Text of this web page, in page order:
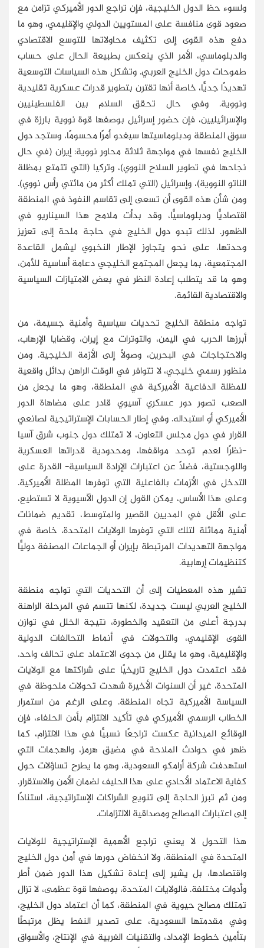
ولسوء حظ الدول الخليجية، فإن تراجع الدور الأميركي تزامن مع
صعود قوى منافسة على المستويين الدولي والإقليمي، وهو ما
دفع هذه القوى إلى تكثيف محاولاتها للتوسع الاقتصادي
والدبلوماسي، الأمر الذي ينعكس بطبيعة الحال على حساب
طموحات دول الخليج العربي. وتشكل هذه السياسات التوسعية
تهديدًا جديًّا، خاصة أنها تقترن بتطوير قدرات عسكرية تقليدية
ونووية. وفي حال تحقق السلام بين الفلسطينيين
والإسرائيليين، فإن حضور إسرائيل بوصفها قوة نووية بارزة في
سوق المنطقة ودبلوماسيتها سيغدو أمرًا محسومًا، وستجد دول
الخليج نفسها في مواجهة ثلاثة محاور نووية: إيران (في حال
نجاحها في تطوير السلاح النووي)، وتركيا (التي تتمتع بمظلة
الناتو النووية)، وإسرائيل (التي تملك أكثر من مائتي رأس نووي).
ومن شأن هذه القوى أن تسعى إلى تقاسم النفوذ في المنطقة
اقتصاديًّا ودبلوماسيًّا، وقد بدأت ملامح هذا السيناريو في
الظهور. لذلك تبدو دول الخليج في حاجة ملحة إلى تعزيز
وحدتها، على نحو يتجاوز الإطار النخبوي ليشمل القاعدة
المجتمعية، بما يجعل المجتمع الخليجي دعامة أساسية للأمن،
وهو ما قد يتطلب إعادة النظر في بعض الامتيازات السياسية
والاقتصادية القائمة.
تواجه منطقة الخليج تحديات سياسية وأمنية جسيمة، من
أبرزها الحرب في اليمن، والتوترات مع إيران، وقضايا الإرهاب،
والاحتجاجات في البحرين، وصولًا إلى الأزمة الخليجية. ومن
منظور رسمي خليجي، لا تتوافر في الوقت الراهن بدائل واقعية
للمظلة الدفاعية الأميركية في المنطقة، وهو ما يجعل من
الصعب تصور دور عسكري آسيوي قادر على مضاهاة الدور
الأميركي أو استبداله. وفي إطار الحسابات الإستراتيجية لصانعي
القرار في دول مجلس التعاون، لا تمتلك دول جنوب شرق آسيا
-نظرًا لعدم توحد مواقفها، ومحدودية قدراتها العسكرية
واللوجستية، فضلًا عن اعتبارات الإرادة السياسية- القدرة على
التدخل في الأزمات بالفاعلية التي توفرها المظلة الأميركية.
وعلى هذا الأساس، يمكن القول إن الدول الآسيوية لا تستطيع،
على الأقل في المديين القصير والمتوسط، تقديم ضمانات
أمنية مماثلة لتلك التي توفرها الولايات المتحدة، خاصة في
مواجهة التهديدات المرتبطة بإيران أو الجماعات المصنفة دوليًّا
كتنظيمات إرهابية.
تشير هذه المعطيات إلى أن التحديات التي تواجه منطقة
الخليج العربي ليست جديدة، لكنها تتسم في المرحلة الراهنة
بدرجة أعلى من التعقيد والخطورة، نتيجة الخلل في توازن
القوى الإقليمي، والتحولات في أنماط التحالفات الدولية
والإقليمية، وهو ما يقلل من جدوى الاعتماد على تحالف واحد.
فقد اعتمدت دول الخليج تاريخيًا على شراكتها مع الولايات
المتحدة، غير أن السنوات الأخيرة شهدت تحولات ملحوظة في
السياسة الأميركية تجاه المنطقة. وعلى الرغم من استمرار
الخطاب الرسمي الأميركي في تأكيد الالتزام بأمن الحلفاء، فإن
الوقائع الميدانية عكست تراجعًا نسبيًّا في هذا الالتزام، كما
ظهر في حوادث الملاحة في مضيق هرمز، والهجمات التي
استهدفت شركة أرامكو السعودية، وهو ما يطرح تساؤلات حول
كفاية الاعتماد الأحادي على هذا الحليف لضمان الأمن والاستقرار.
ومن ثم تبرز الحاجة إلى تنويع الشراكات الإستراتيجية، استنادًا
إلى اعتبارات المصالح ومصداقية الالتزامات.
هذا التحول لا يعني تراجع الأهمية الإستراتيجية للولايات
المتحدة في المنطقة، ولا انخفاض دورها في أمن دول الخليج
واقتصادها، بل يشير إلى إعادة تشكيل هذا الدور ضمن أطر
وأدوات مختلفة. فالولايات المتحدة، بوصفها قوة عظمى، لا تزال
تمتلك مصالح حيوية في المنطقة، كما أن اعتماد دول الخليج،
وفي مقدمتها السعودية، على تصدير النفط يظل مرتبطًا
بتأمين خطوط الإمداد، والتقنيات الغربية في الإنتاج، والأسواق